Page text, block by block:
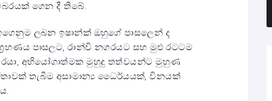
ගෙන දී තිබේ.
ලබන ඉෂාන්ක් ඔහුගේ පාසලෙන් ද
පාසලට, රාන්චි නගරයට සහ මුළු රටටම
අභියෝගාත්මක මුහුදු තත්වයන්ට මුහුණ
තැබීම අසාමාන්‍ය ධෛර්යයක්, විනයක්